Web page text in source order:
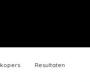
Resultaten